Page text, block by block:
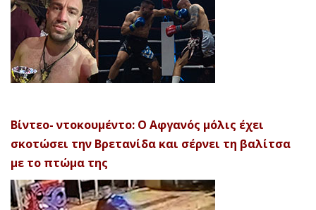
Βίντεο- ντοκουμέντο: Ο Αφγανός μόλις έχει
σκοτώσει την Βρετανίδα και σέρνει τη βαλίτσα
με το πτώμα της